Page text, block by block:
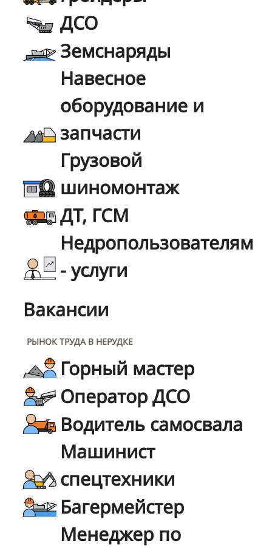
ДСО
Земснаряды
Навесное
оборудование и
запчасти
Грузовой
шиномонтаж
ДТ, ГСМ
Недропользователям
- услуги
Вакансии
РЫНОК ТРУДА В НЕРУДКЕ
Горный мастер
Оператор ДСО
Водитель самосвала
Машинист
спецтехники
Багермейстер
Менеджер по